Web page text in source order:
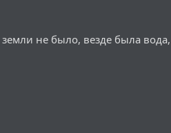
не было, везде была